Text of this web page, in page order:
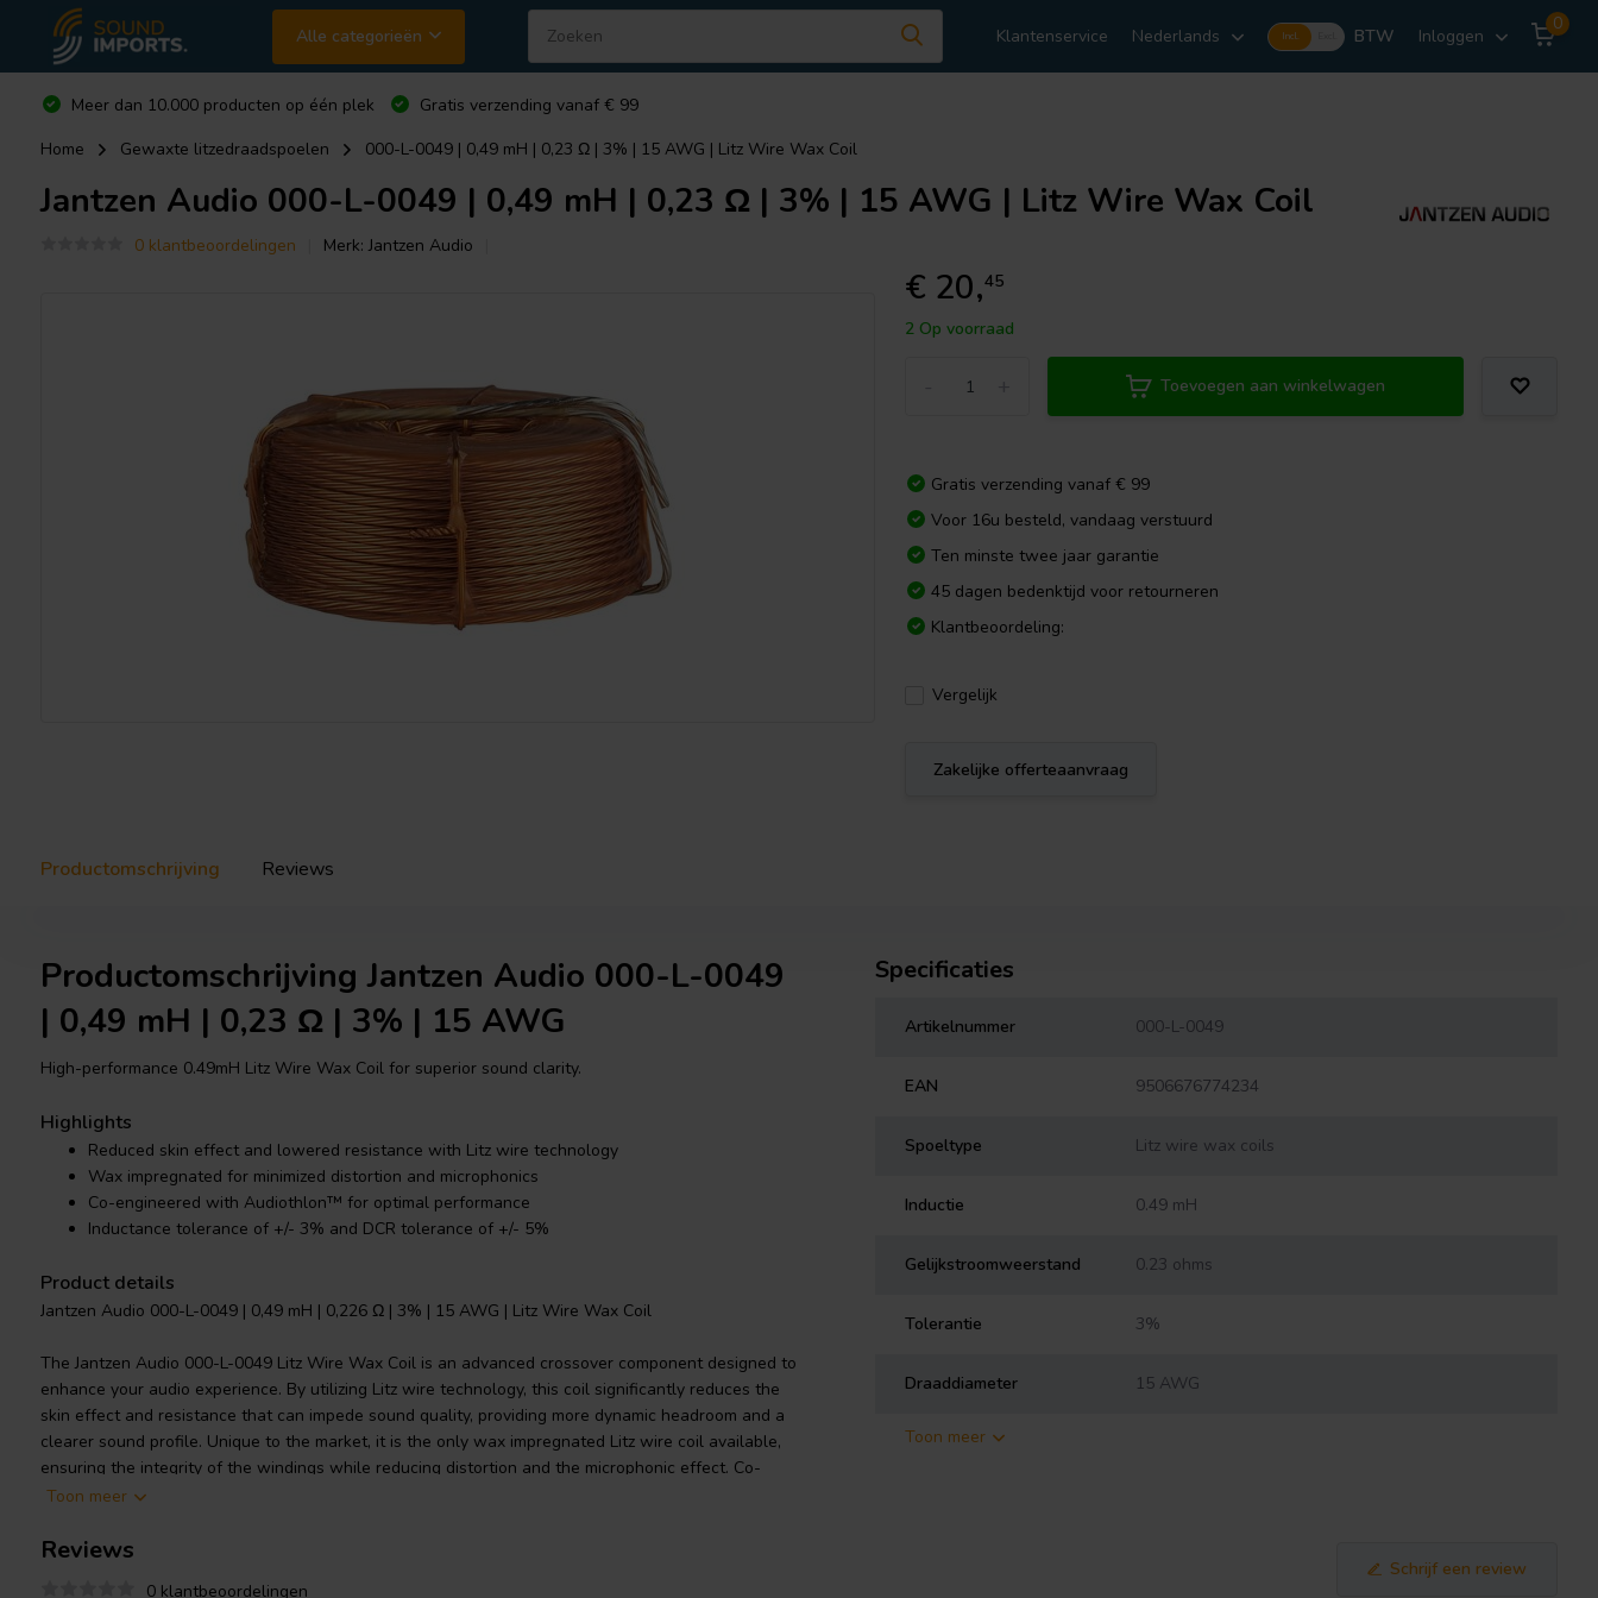
Alle categorieën Klantenservice Nederlands Incl. BTW Inloggen
0
Meer dan 10.000 producten op één plek
Gratis verzending vanaf € 99
Home
Gewaxte litzedraadspoelen 000-L-0049 | 0,49 mH | 0,23 Ω | 3% | 15 AWG | Litz Wire Wax Coil
Jantzen Audio 000-L-0049 | 0,49 mH | 0,23 Ω | 3% | 15 AWG | Litz Wire Wax Coil
0 klantbeoordelingen Merk: Jantzen Audio
€ 20,45
2 Op voorraad
Toevoegen aan winkelwagen
Gratis verzending vanaf € 99
Voor 16u besteld, vandaag verstuurd
Ten minste twee jaar garantie
45 dagen bedenktijd voor retourneren
Klantbeoordeling:
Vergelijk
Zakelijke offerteaanvraag
Productomschrijving Reviews
Productomschrijving Jantzen Audio 000-L-0049
| 0,49 mH | 0,23 Ω | 3% | 15 AWG
High-performance 0.49mH Litz Wire Wax Coil for superior sound clarity.
Highlights
Reduced skin effect and lowered resistance with Litz wire technology
Wax impregnated for minimized distortion and microphonics
Co-engineered with Audiothlon™ for optimal performance
Inductance tolerance of +/- 3% and DCR tolerance of +/- 5%
Product details
Jantzen Audio 000-L-0049 | 0,49 mH | 0,226 Ω | 3% | 15 AWG | Litz Wire Wax Coil
The Jantzen Audio 000-L-0049 Litz Wire Wax Coil is an advanced crossover component designed to
enhance your audio experience. By utilizing Litz wire technology, this coil significantly reduces the
skin effect and resistance that can impede sound quality, providing more dynamic headroom and a
clearer sound profile. Unique to the market, it is the only wax impregnated Litz wire coil available,
ensuring the integrity of the windings while reducing distortion and the microphonic effect. Co-
engineered with the experts at Audiothlon™ in Poland, this 0.49 mH coil offers a balance between
based inductors. Its compact size and affordability, compared to foil-based alternatives, do not
Toon meer
Specificaties
Artikelnummer 000-L-0049
EAN 9506676774234
Spoeltype Litz wire wax coils
Inductie 0.49 mH
Gelijkstroomweerstand 0.23 ohms
Tolerantie 3%
Draaddiameter 15 AWG
Toon meer
Reviews
0 klantbeoordelingen
Schrijf een review